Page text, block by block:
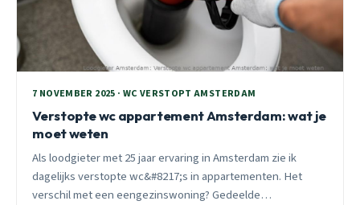
7 NOVEMBER 2025 · WC VERSTOPT AMSTERDAM
Verstopte wc appartement Amsterdam: wat je
moet weten
Als loodgieter met 25 jaar ervaring in Amsterdam zie ik
dagelijks verstopte wc&#8217;s in appartementen. Het
verschil met een eengezinswoning? Gedeelde